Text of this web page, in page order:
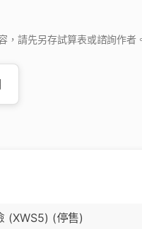
，請先另存試算表或諮詢作者
(XWS5) (停售)